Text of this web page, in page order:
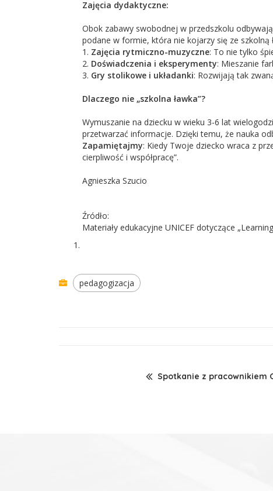
Zajęcia dydaktyczne:
Obok zabawy swobodnej w przedszkolu
podane w formie, która nie kojarzy się ze szkolną
1. Zajęcia rytmiczno-muzyczne: To nie tylko
2. Doświadczenia i eksperymenty: Mieszanie
3. Gry stolikowe i układanki: Rozwijają tak
Dlaczego nie „szkolna ławka”?
Wymuszanie na dziecku w wieku 3-6 lat
przetwarzać informacje. Dzięki temu, że nauka
Zapamiętajmy: Kiedy Twoje dziecko wraca z
cierpliwość i współpracę”.
Agnieszka Szucio
Źródło:
Materiały edukacyjne UNICEF dotyczące
pedagogizacja
Spotkanie z pracownikiem